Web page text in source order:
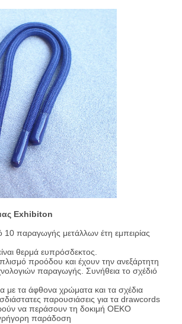
Exhibiton
παραγωγής μετάλλων έτη εμπειρίας
θερμά ευπρόσδεκτος.
προόδου και έχουν την ανεξάρτητη
παραγωγής. Συνήθεια το σχέδιό
με τα άφθονα χρώματα και τα σχέδια
παρουσιάσεις για τα drawcords
να περάσουν τη δοκιμή OEKO
παράδοση